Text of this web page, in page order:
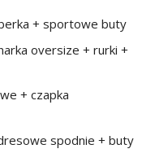
+ sportowe buty
oversize + rurki +
+ czapka
spodnie + buty